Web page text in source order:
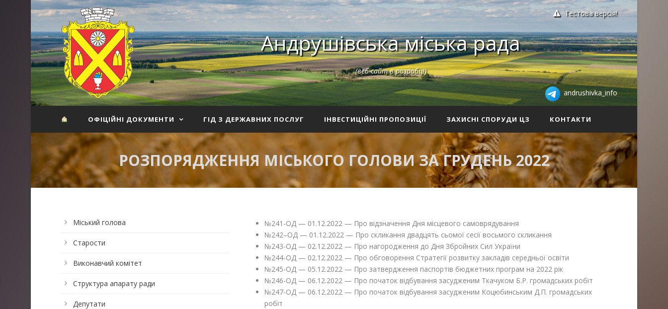
Тестова версія!
Андрушівська міська рада
(веб-сайт в розробці)
andrushivka_info
ОФІЦІЙНІ ДОКУМЕНТИ ГІД З ДЕРЖАВНИХ ПОСЛУГ ІНВЕСТИЦІЙНІ ПРОПОЗИЦІЇ ЗАХИСНІ СПОРУДИ ЦЗ КОНТАКТИ
РОЗПОРЯДЖЕННЯ МІСЬКОГО ГОЛОВИ ЗА ГРУДЕНЬ 2022
№241-ОД — 01.12.2022 — Про відзначення Дня місцевого самоврядування
№242–ОД — 01.12.2022 — Про скликання двадцять сьомої сесії восьмого скликання
№243-ОД — 02.12.2022 — Про нагородження до Дня Збройних Сил України
№244-ОД — 02.12.2022 — Про обговорення Стратегії розвитку закладів середньої освіти
№245-ОД — 05.12.2022 — Про затвердження паспортів бюджетних програм на 2022 рік
№246-ОД — 06.12.2022 — Про початок відбування засудженим Ткачуком Б.Р. громадських робіт
№247-ОД — 06.12.2022 — Про початок відбування засудженим Коцюбинським Д.П. громадських
робіт
Міський голова
Старости
Виконавчий комітет
Структура апарату ради
Депутати